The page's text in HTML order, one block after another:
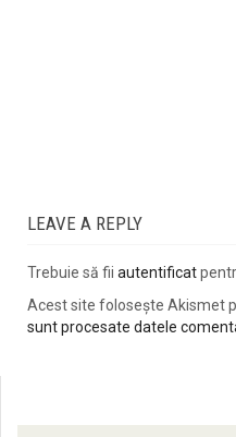
LEAVE A REPLY
Trebuie să fii autentificat
Acest site folosește Akismet
sunt procesate datele